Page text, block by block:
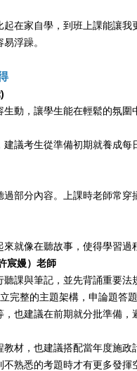
在家自學，到班上課能讓
浮躁。
動，讓學生能在輕鬆的氛圍
議考生從準備初期就養成
部分內容。上課時老師常
就像在聽故事，使得學習過
宸嫚） 老師
課與筆記，並先背誦重要
完整的主題架構，申論題答
也建議在前期就分批準備，
材，也建議搭配當年度施
熟悉的考題時才有更多發揮